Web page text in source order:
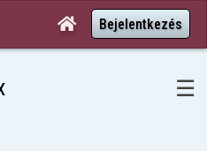
 Bejelentkezés
☰